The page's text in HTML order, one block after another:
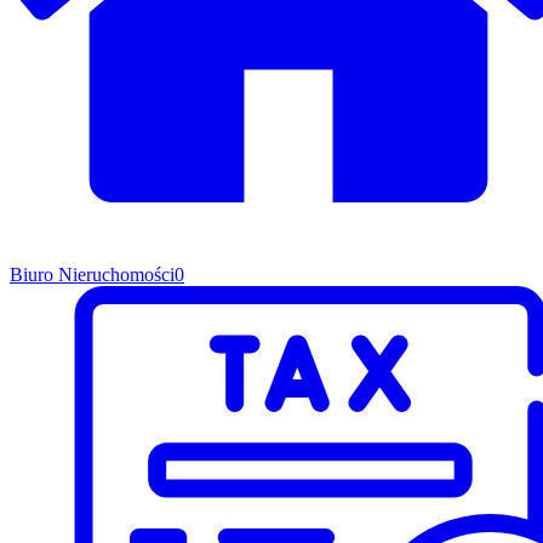
Biuro Nieruchomości0